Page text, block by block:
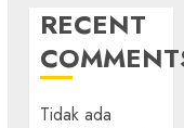
RECENT
Tidak ada